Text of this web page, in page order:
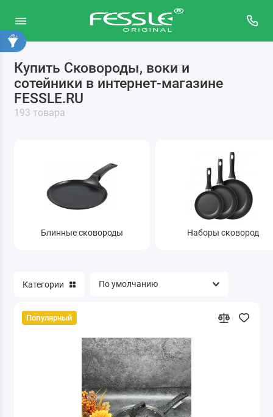
Купить Сковороды, воки и
сотейники в интернет-магазине
FESSLE.RU
193 товара
Для запекания и выпечки
Для напитков
Блинные сковороды Наборы сковород
Категории
Популярный